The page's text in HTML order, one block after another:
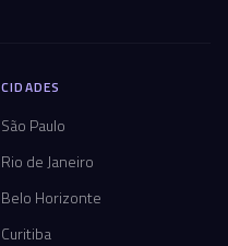
CIDADES
São Paulo
Rio de Janeiro
Belo Horizonte
Curitiba